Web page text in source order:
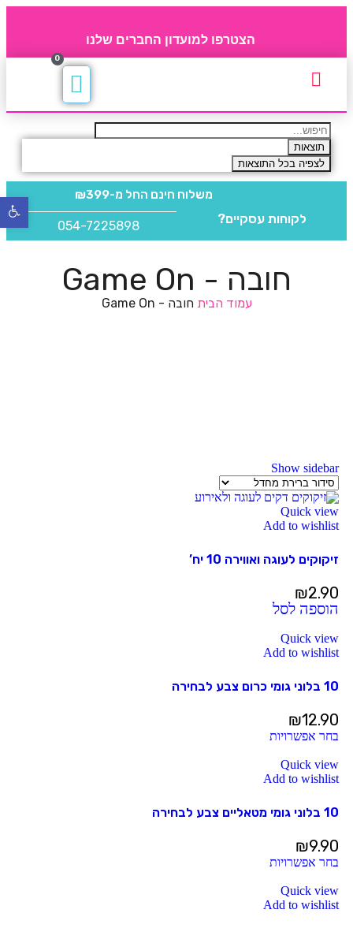
הצטרפו למועדון החברים שלנו
0
תוצאות
לצפיה בכל התוצאות
משלוח חינם החל מ-₪399
לקוחות עסקיים? 054-7225898
חובה - Game On
עמוד הבית חובה - Game On
Show sidebar
Quick view
Add to wishlist
זיקוקים לעוגה ואווירה 10 יח’
₪2.90
הוספה לסל
Quick view
Add to wishlist
10 בלוני גומי כרום צבע לבחירה
₪12.90
בחר אפשרויות
Quick view
Add to wishlist
10 בלוני גומי מטאליים צבע לבחירה
₪9.90
בחר אפשרויות
Quick view
Add to wishlist
פתח